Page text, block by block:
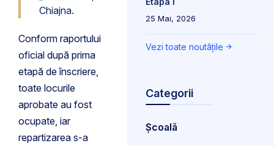
Chiajna.
Conform raportului
oficial după prima
etapă de înscriere,
toate locurile
aprobate au fost
ocupate, iar
repartizarea s-a
25 Mai, 2026
Vezi toate noutățile
Categorii
Școală